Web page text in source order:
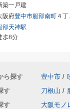
築一戸建
阪府豊中市服部南町４丁目3-37-5
部天神駅
歩8分
ら探す 豊中市 /
す
刀根山 /
す
大阪モノ